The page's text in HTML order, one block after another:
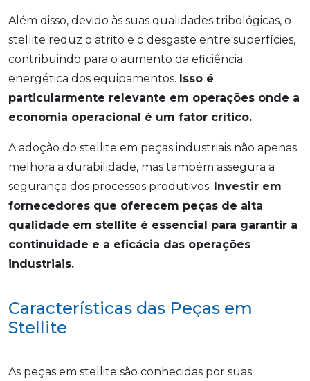
Além disso, devido às suas qualidades tribológicas, o
stellite reduz o atrito e o desgaste entre superfícies,
contribuindo para o aumento da eficiência
energética dos equipamentos. Isso é
particularmente relevante em operações onde a
economia operacional é um fator crítico.
A adoção do stellite em peças industriais não apenas
melhora a durabilidade, mas também assegura a
segurança dos processos produtivos. Investir em
fornecedores que oferecem peças de alta
qualidade em stellite é essencial para garantir a
continuidade e a eficácia das operações
industriais.
Características das Peças em
Stellite
As peças em stellite são conhecidas por suas